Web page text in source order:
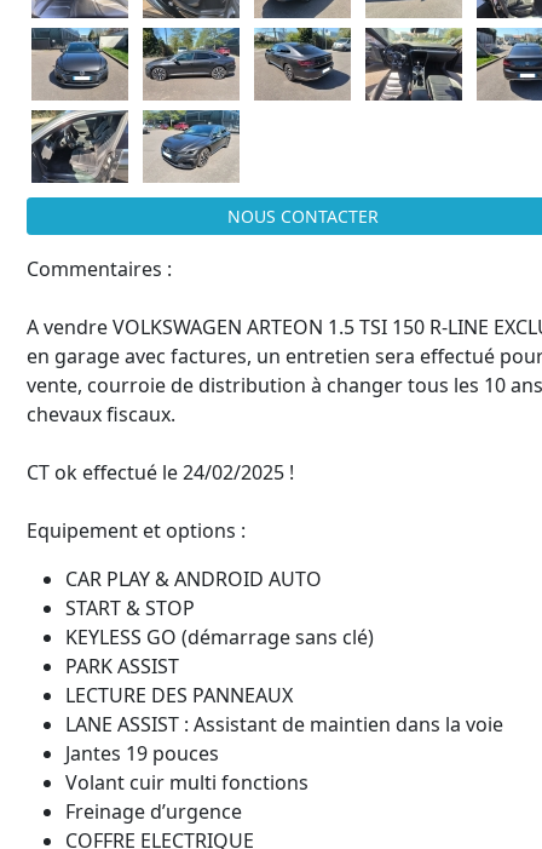
NOUS CONTACTER
Commentaires :
A vendre VOLKSWAGEN ARTEON 1.5 TSI 150 R-LINE
en garage avec factures, un entretien sera effectué
vente, courroie de distribution à changer tous les 10
chevaux fiscaux.
CT ok effectué le 24/02/2025 !
Equipement et options :
CAR PLAY & ANDROID AUTO
START & STOP
KEYLESS GO (démarrage sans clé)
PARK ASSIST
LECTURE DES PANNEAUX
LANE ASSIST : Assistant de maintien dans la voie
Jantes 19 pouces
Volant cuir multi fonctions
Freinage d’urgence
COFFRE ELECTRIQUE